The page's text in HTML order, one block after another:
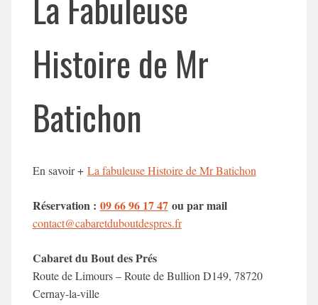
Histoire de Mr
Batichon
En savoir + La fabuleuse Histoire de Mr Batichon
Réservation : 09 66 96 17 47ou par mail
contact@cabaretduboutdespres.fr
Cabaret du Bout des Prés
Route de Limours – Route de Bullion D149, 78720
Cernay-la-ville